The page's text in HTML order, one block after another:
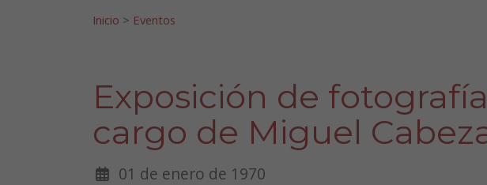
Inicio > Eventos
Exposición de fotografía
cargo de Miguel
01 de enero de 1970